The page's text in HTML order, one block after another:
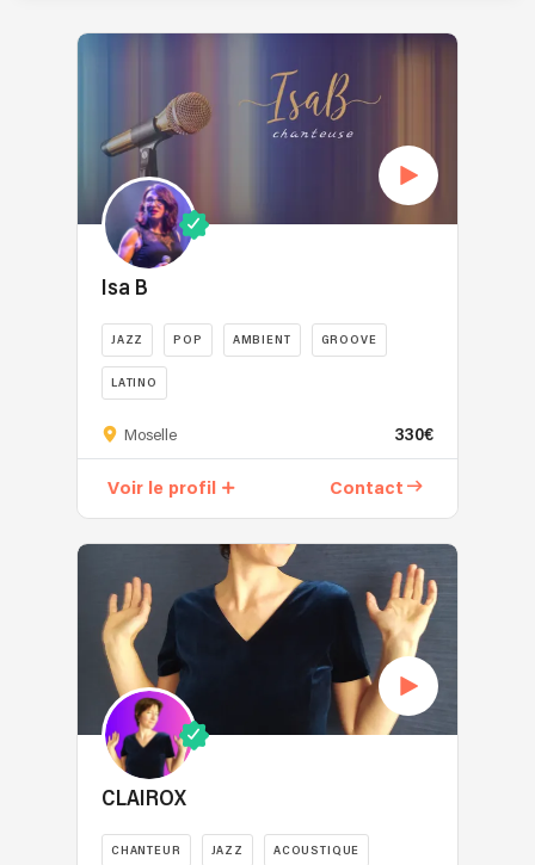
Isa B
JAZZ POP AMBIENT GROOVE
LATINO
Moselle 330€
Voir le profil Contact
CLAIROX
CHANTEUR JAZZ ACOUSTIQUE